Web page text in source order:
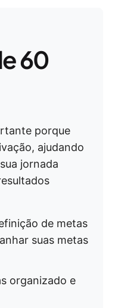
60
porque
ajudando
jornada
de metas
suas metas
organizado e